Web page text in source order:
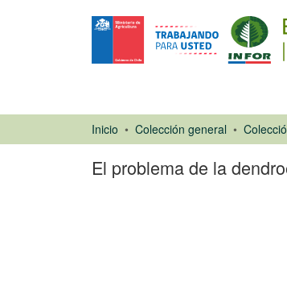
Inicio Colección general
El problema de la